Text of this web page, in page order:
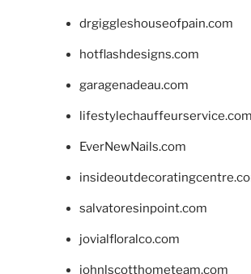
drgiggleshouseofpain.com
hotflashdesigns.com
garagenadeau.com
lifestylechauffeurservice.com
EverNewNails.com
salvatoresinpoint.com
jovialfloralco.com
johnlscotthometeam.com